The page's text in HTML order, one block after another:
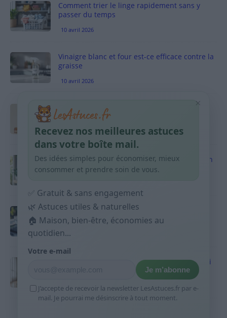
Comment trier le linge rapidement sans y
passer du temps
10 avril 2026
Vinaigre blanc et four est-ce efficace contre la
graisse
10 avril 2026
Taches pigmentaires : routine simple +
habitudes qui aident
9 avril 2026
Produits ménagers : comment économiser en
courses sans acheter 10 sprays
Budget mensuel : méthode rapide pour
répartir son salaire dès le jour de paie
9 avril 2026
Sport 10 minutes par jour est-ce utile et quoi
9 avril 2026
×
Recevez nos meilleures astuces
dans votre boîte mail.
Des idées simples pour économiser, mieux
consommer et prendre soin de vous.
✅ Gratuit & sans engagement
🌿 Astuces utiles & naturelles
🏠 Maison, bien-être, économies au
quotidien...
Votre e-mail
Je m’abonne
J’accepte de recevoir la newsletter LesAstuces.fr par e-
mail. Je pourrai me désinscrire à tout moment.